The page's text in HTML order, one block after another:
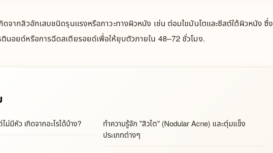
จากสิวอักเสบชนิดรุนแรงหรือภาวะทางผิวหนัง เช่น ต่อมไขมันโตและซีสต์ใต้ผิวหนัง ซึ่ง
นอยด์หรือการฉีดสเตียรอยด์เพื่อให้ยุบตัวภายใน 48–72 ชั่วโมง.
มีหัว เกิดจากอะไรได้บ้าง?
ทำความรู้จัก "สิวไต" (Nodular Acne) และตุ่มแข็ง
ประเภทต่างๆ